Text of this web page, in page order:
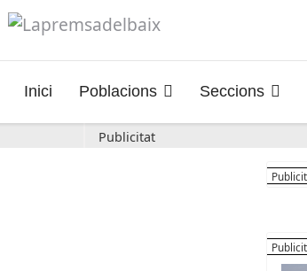
Inici Poblacions Seccions
Publicitat